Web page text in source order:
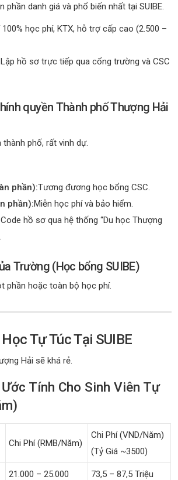
danh giá và phổ biến nhất tại SUIBE.
100% học phí, KTX, hỗ trợ cấp cao (2.500 –
Lập hồ sơ trực tiếp qua cổng trường và CSC
quyền Thành phố Thượng Hải
phố, rất vinh dự.
phần):Tương đương học bổng CSC.
phần):Miễn học phí và bảo hiểm.
Code hồ sơ qua hệ thống “Du học Thượng
Trường (Học bổng SUIBE)
phần hoặc toàn bộ học phí.
Tự Túc Tại SUIBE
Hải sẽ khá rẻ.
Tính Cho Sinh Viên Tự
Chi Phí (RMB/năm)
Chi Phí (VND/năm)
(Tỷ Giá ~3500)
21.000 – 25.000 73,5 – 87,5 Triệu